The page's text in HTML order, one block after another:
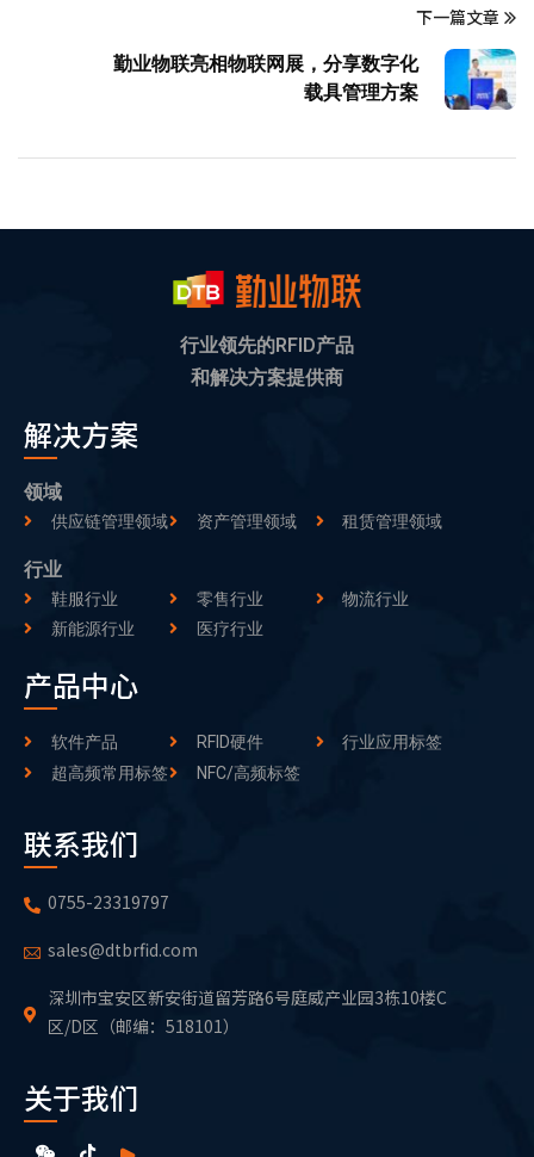
下一篇文章
勤业物联亮相物联网展，分享数字化
载具管理方案
行业领先的RFID产品
和解决方案提供商
解决方案
领域
供应链管理领域 资产管理领域 租赁管理领域
行业
鞋服行业 零售行业
物流行业
新能源行业
医疗行业
产品中心
软件产品 RFID硬件
行业应用标签
超高频常用标签
NFC/高频标签
联系我们
0755-23319797
sales@dtbrfid.com
深圳市宝安区新安街道留芳路6号庭威产业园3栋10楼C
区/D区（邮编：518101）
关于我们